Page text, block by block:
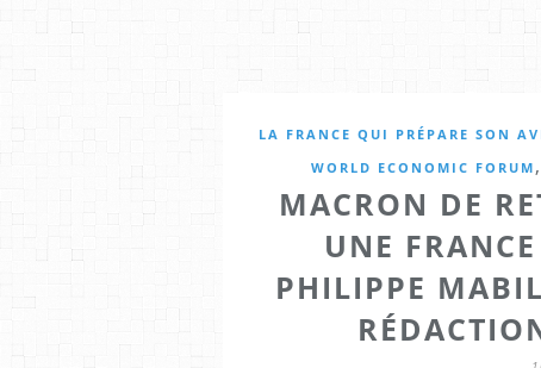
LA FRANCE QUI PRÉPARE SON
WORLD ECONOMIC FORUM ,
MACRON DE
UNE
PHILIPPE